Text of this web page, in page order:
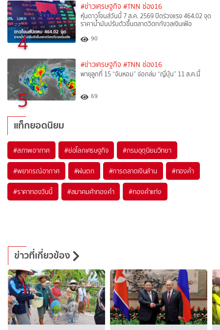
4
#ข่าวเศรษฐกิจ #TNN ช่อง16
หุ้นดาวโจนส์วันนี้ 7 ส.ค. 2569 ปิดร่วงแรง 464.02 จุด
ราคาน้ำมันปรับตัวขึ้นตลาดวิตกกังวลเงินเฟ้อ
90
5
#ข่าวเศรษฐกิจ #TNN ช่อง16
พายุลูกที่ 15 “จันหอม” จ่อถล่ม “ญี่ปุ่น” 11 ส.ค.นี้
69
แท็กยอดนิยม
#สภาพอากาศ #ย่อโลกเศรษฐกิจ #กรมอุตุนิยมวิทยา
#พยากรณ์อากาศ #ฝนตก #การตลาดเงินล้าน #ทองคำ
#ราคาทองวันนี้ #สมาคมค้าทองคำ #ทองคำแท่ง
ข่าวที่เกี่ยวข้อง